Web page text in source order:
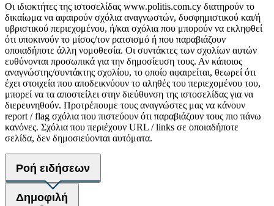
Οι ιδιοκτήτες της ιστοσελίδας www.politis.com.cy διατηρούν το
δικαίωμα να αφαιρούν σχόλια αναγνωστών, δυσφημιστικού και/ή
υβριστικού περιεχομένου, ή/και σχόλια που μπορούν να εκληφθεί
ότι υποκινούν το μίσος/τον ρατσισμό ή που παραβιάζουν
οποιαδήποτε άλλη νομοθεσία. Οι συντάκτες των σχολίων αυτών
ευθύνονται προσωπικά για την δημοσίευση τους. Αν κάποιος
αναγνώστης/συντάκτης σχολίου, το οποίο αφαιρείται, θεωρεί ότι
έχει στοιχεία που αποδεικνύουν το αληθές του περιεχομένου του,
μπορεί να τα αποστείλει στην διεύθυνση της ιστοσελίδας για να
διερευνηθούν. Προτρέπουμε τους αναγνώστες μας να κάνουν
report / flag σχόλια που πιστεύουν ότι παραβιάζουν τους πιο πάνω
κανόνες. Σχόλια που περιέχουν URL / links σε οποιαδήποτε
σελίδα, δεν δημοσιεύονται αυτόματα.
Ροή ειδήσεων
Δημοφιλή